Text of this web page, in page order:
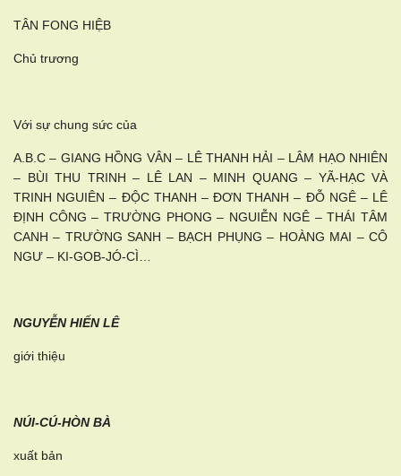
TÂN FONG HIỆB
Chủ trương
Với sự chung sức của
A.B.C – GIANG HỒNG VÂN – LÊ THANH HẢI – LÂM HẠO NHIÊN
– BÙI THU TRINH – LÊ LAN – MINH QUANG – YÃ-HẠC VÀ
TRINH NGUIÊN – ĐỘC THANH – ĐƠN THANH – ĐỖ NGÊ – LÊ
ĐỊNH CÔNG – TRƯỜNG PHONG – NGUIỄN NGÊ – THÁI TÂM
CANH – TRƯỜNG SANH – BẠCH PHỤNG – HOÀNG MAI – CÔ
NGƯ – KI-GOB-JÓ-CÌ…
NGUYỄN HIẾN LÊ
giới thiệu
NÚI-CÚ-HÒN BÀ
xuất bản